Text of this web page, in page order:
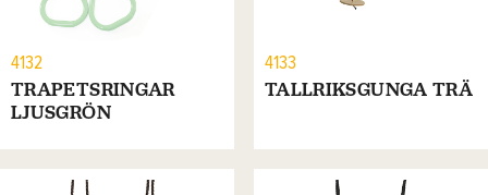
4132
TRAPETSRINGAR
LJUSGRÖN
4133
TALLRIKSGUNGA TRÄ